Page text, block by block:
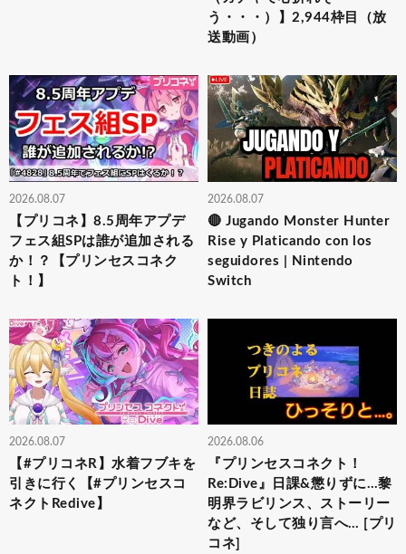
う・・・）】2,944枠目（放
送動画）
2026.08.07
【プリコネ】8.5周年アプデ
フェス組SPは誰が追加される
か！？【プリンセスコネク
ト！】
2026.08.07
🔴 Jugando Monster Hunter
Rise y Platicando con los
seguidores | Nintendo
Switch
2026.08.07
【#プリコネR】水着フブキを
引きに行く【#プリンセスコ
ネクトRedive】
2026.08.06
『プリンセスコネクト！
Re:Dive』日課&懲りずに…黎
明界ラビリンス、ストーリー
など、そして独り言へ… [プリ
コネ]